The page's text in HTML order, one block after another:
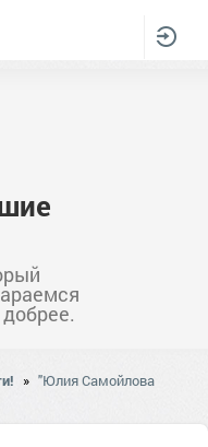
» "Юлия Самойлова